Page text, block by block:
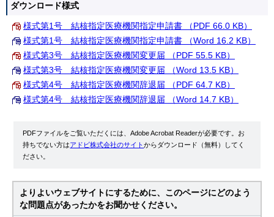
ダウンロード様式
様式第1号 結核指定医療機関指定申請書 （PDF 66.0 KB）
様式第1号 結核指定医療機関指定申請書 （Word 16.2 KB）
様式第3号 結核指定医療機関変更届 （PDF 55.5 KB）
様式第3号 結核指定医療機関変更届 （Word 13.5 KB）
様式第4号 結核指定医療機関辞退届 （PDF 64.7 KB）
様式第4号 結核指定医療機関辞退届 （Word 14.7 KB）
PDFファイルをご覧いただくには、Adobe Acrobat Readerが必要です。お
持ちでない方はアドビ株式会社のサイトからダウンロード（無料）してく
ださい。
よりよいウェブサイトにするために、このページにどのよう
な問題点があったかをお聞かせください。